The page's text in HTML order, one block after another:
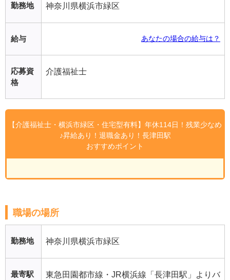
勤務地 神奈川県横浜市緑区
給与 あなたの場合の給与は？
応募資
格
介護福祉士
【介護福祉士・横浜市緑区・住宅型有料】年休114日！残業少なめ
♪昇給あり！退職金あり！長津田駅
おすすめポイント
職場の場所
勤務地 神奈川県横浜市緑区
最寄駅
東急田園都市線・JR横浜線「長津田駅」よりバ